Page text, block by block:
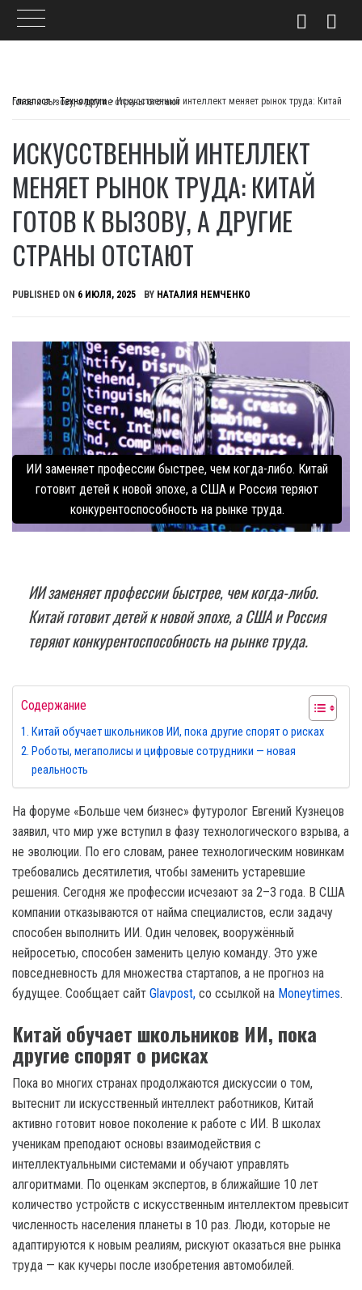
Главпост>Технологии>
Искусственный интеллект меняет рынок труда: Китай готов к вызову, а другие страны отстают
ИСКУССТВЕННЫЙ ИНТЕЛЛЕКТ
МЕНЯЕТ РЫНОК ТРУДА: КИТАЙ
ГОТОВ К ВЫЗОВУ, А ДРУГИЕ
СТРАНЫ ОТСТАЮТ
PUBLISHED ON 6 ИЮЛЯ, 2025 BY НАТАЛИЯ НЕМЧЕНКО
ИИ заменяет профессии быстрее, чем когда-либо. Китай
готовит детей к новой эпохе, а США и Россия теряют
конкурентоспособность на рынке труда.
ИИ заменяет профессии быстрее, чем когда-либо.
Китай готовит детей к новой эпохе, а США и Россия
теряют конкурентоспособность на рынке труда.
Содержание
Китай обучает школьников ИИ, пока другие спорят о рисках
Роботы, мегаполисы и цифровые сотрудники — новая
реальность
На форуме «Больше чем бизнес» футуролог Евгений Кузнецов
заявил, что мир уже вступил в фазу технологического взрыва, а
не эволюции. По его словам, ранее технологическим новинкам
требовались десятилетия, чтобы заменить устаревшие
решения. Сегодня же профессии исчезают за 2–3 года. В США
компании отказываются от найма специалистов, если задачу
способен выполнить ИИ. Один человек, вооружённый
нейросетью, способен заменить целую команду. Это уже
повседневность для множества стартапов, а не прогноз на
будущее. Сообщает сайт Glavpost, со ссылкой на Мoneytimes.
Китай обучает школьников ИИ, пока
другие спорят о рисках
Пока во многих странах продолжаются дискуссии о том,
вытеснит ли искусственный интеллект работников, Китай
активно готовит новое поколение к работе с ИИ. В школах
ученикам преподают основы взаимодействия с
интеллектуальными системами и обучают управлять
алгоритмами. По оценкам экспертов, в ближайшие 10 лет
количество устройств с искусственным интеллектом превысит
численность населения планеты в 10 раз. Люди, которые не
адаптируются к новым реалиям, рискуют оказаться вне рынка
труда — как кучеры после изобретения автомобилей.